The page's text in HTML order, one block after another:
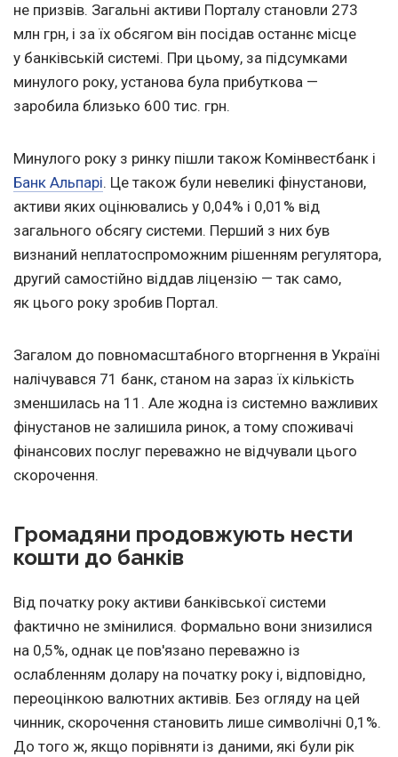
не призвів. Загальні активи Порталу становли 273
млн грн, і за їх обсягом він посідав останнє місце
у банківській системі. При цьому, за підсумками
минулого року, установа була прибуткова —
заробила близько 600 тис. грн.
Минулого року з ринку пішли також Комінвестбанк і
Банк Альпарі. Це також були невеликі фінустанови,
активи яких оцінювались у 0,04% і 0,01% від
загального обсягу системи. Перший з них був
визнаний неплатоспроможним рішенням регулятора,
другий самостійно віддав ліцензію — так само,
як цього року зробив Портал.
Загалом до повномасштабного вторгнення в Україні
налічувався 71 банк, станом на зараз їх кількість
зменшилась на 11. Але жодна із системно важливих
фінустанов не залишила ринок, а тому споживачі
фінансових послуг переважно не відчували цього
скорочення.
Громадяни продовжують нести
кошти до банків
Від початку року активи банківської системи
фактично не змінилися. Формально вони знизилися
на 0,5%, однак це пов'язано переважно із
ослабленням долару на початку року і, відповідно,
переоцінкою валютних активів. Без огляду на цей
чинник, скорочення становить лише символічні 0,1%.
До того ж, якщо порівняти із даними, які були рік